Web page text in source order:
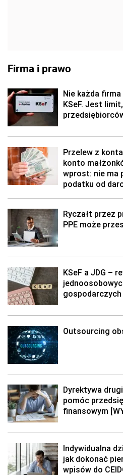
Firma i prawo
Nie każda
KSeF. Jest
Przelew z
konto
wprost: nie ma
podatku od
Ryczałt przez
PPE może
KSeF a JDG –
gospodarczych
Outsourcing
Dyrektywa
pomóc
finansowym
Indywidualna
jak dokonać
wpisów do